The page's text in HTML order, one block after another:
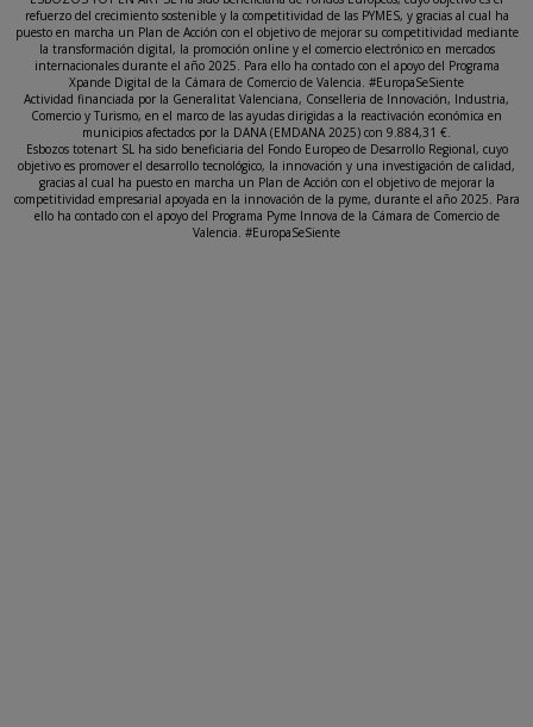
refuerzo del crecimiento sostenible y la competitividad de las PYMES, y gracias al cual ha
puesto en marcha un Plan de Acción con el objetivo de mejorar su competitividad mediante
la transformación digital, la promoción online y el comercio electrónico en mercados
internacionales durante el año 2025. Para ello ha contado con el apoyo del Programa
Xpande Digital de la Cámara de Comercio de Valencia. #EuropaSeSiente
Actividad financiada por la Generalitat Valenciana, Conselleria de Innovación, Industria,
Comercio y Turismo, en el marco de las ayudas dirigidas a la reactivación económica en
municipios afectados por la DANA (EMDANA 2025) con 9.884,31 €.
Esbozos totenart SL ha sido beneficiaria del Fondo Europeo de Desarrollo Regional, cuyo
objetivo es promover el desarrollo tecnológico, la innovación y una investigación de calidad,
gracias al cual ha puesto en marcha un Plan de Acción con el objetivo de mejorar la
competitividad empresarial apoyada en la innovación de la pyme, durante el año 2025. Para
ello ha contado con el apoyo del Programa Pyme Innova de la Cámara de Comercio de
Valencia. #EuropaSeSiente